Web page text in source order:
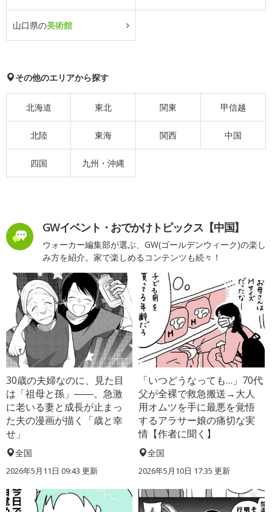
山口県の美術館
その他のエリアから探す
北海道 東北 関東 甲信越
北陸 東海 関西 中国
四国 九州・沖縄
GWイベント・おでかけトピックス【中国】
ウォーカー編集部が選ぶ、GW(ゴールデンウィーク)の楽し
み方を紹介。家で楽しめるコンテンツも続々！
30歳の夫婦なのに、見た目
は「祖母と孫」――。急激
に老いる妻と成長が止まっ
た夫の漫画が描く「歳と幸
せ」
全国
2026年5月11日 09:43 更新
「いつどうなっても…」70代
父が全裸で救急搬送→大人
用オムツを手に最悪を覚悟
するアラサー娘の痛切な実
情【作者に聞く】
全国
2026年5月10日 17:35 更新